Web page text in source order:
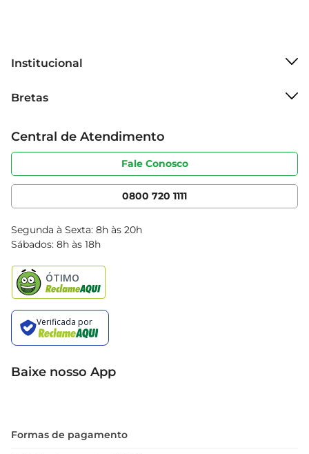
Institucional
Grupo Cencosud
Sobre privacidade
Portal do fornecedor
Cencosud Media
Bretas
Produtos Bretas
Código de ética
Serviços
Clube Bretas
Blog Bretas
Black Friday
Central de Atendimento
Fale Conosco
0800 720 1111
Segunda à Sexta: 8h às 20h
Sábados: 8h às 18h
Baixe nosso App
Formas de pagamento